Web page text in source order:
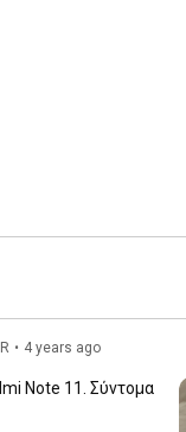
• 4 years ago
Note 11. Σύντομα